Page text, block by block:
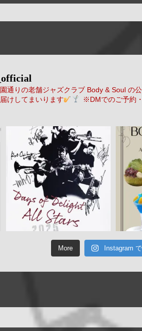
通りの老舗ジャズクラブ Body & Soul の
けしてまいります
※DMでのご予約
More Instagram